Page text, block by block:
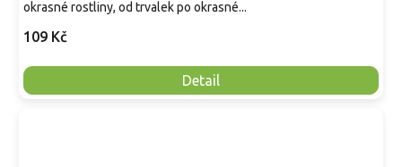
109 Kč
Detail
okrasné rostliny, od trvalek po okrasné...